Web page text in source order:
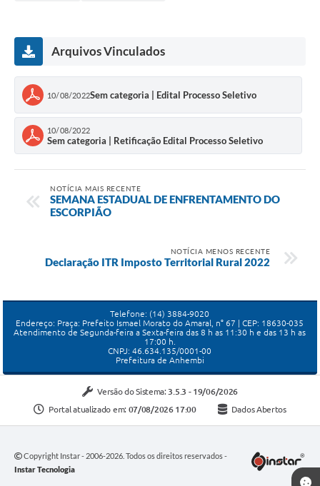
Arquivos Vinculados
10/08/2022Sem categoria | Edital Processo Seletivo
10/08/2022
Sem categoria | Retificação Edital Processo Seletivo
NOTÍCIA MAIS RECENTE
SEMANA ESTADUAL DE ENFRENTAMENTO DO
ESCORPIÃO
NOTÍCIA MENOS RECENTE
Declaração ITR Imposto Territorial Rural 2022
Telefone: (14) 3884-9020
Endereço: Praça: Prefeito Ismael Morato do Amaral, n° 67 | CEP: 18630-035
Atendimento de Segunda-feira a Sexta-feira das 8 h as 11:30 h e das 13 h as
17:00 h.
CNPJ: 46.634.135/0001-00
Prefeitura de Anhembi
Versão do Sistema: 3.5.3 - 19/06/2026
Portal atualizado em: 07/08/2026 17:00 Dados Abertos
Copyright Instar - 2006-2026. Todos os direitos reservados -
Instar Tecnologia